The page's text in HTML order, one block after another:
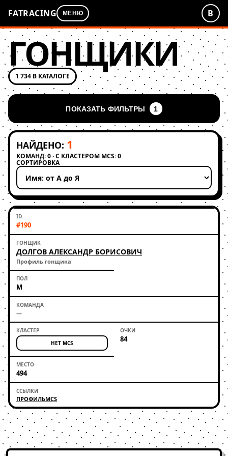
FATRACING МЕНЮ В
ГОНЩИКИ
1 734 В КАТАЛОГЕ
ПОКАЗАТЬ ФИЛЬТРЫ 1
НАЙДЕНО: 1
КОМАНД: 0 · С КЛАСТЕРОМ MCS: 0
СОРТИРОВКА
Применить сортировку
#190
ДОЛГОВ АЛЕКСАНДР БОРИСОВИЧ
Профиль гонщика
М
—
НЕТ MCS 84
494
ПРОФИЛЬMCS